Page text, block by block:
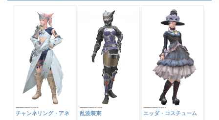
チャンネリング・アネ
乱波装束
エッダ・コスチューム